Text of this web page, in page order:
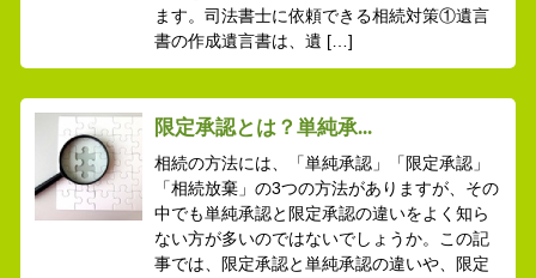
ます。司法書士に依頼できる相続対策①遺言
書の作成遺言書は、遺 […]
限定承認とは？単純承...
相続の方法には、「単純承認」「限定承認」
「相続放棄」の3つの方法がありますが、その
中でも単純承認と限定承認の違いをよく知ら
ない方が多いのではないでしょうか。この記
事では、限定承認と単純承認の違いや、限定